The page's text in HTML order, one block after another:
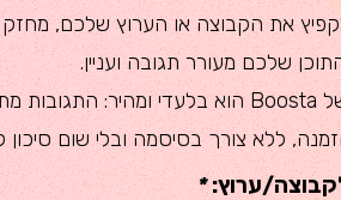
את הקבוצה או הערוץ שלכם,
שלכם מעורר תגובה ועניין.
ללא צורך בסיסמה ובלי שום סיכון
ערוץ:*